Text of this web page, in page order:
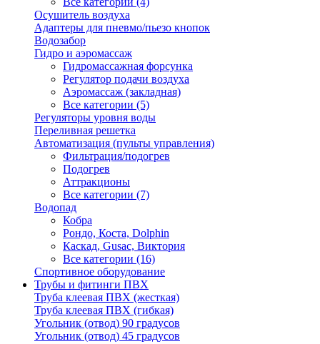
Осушитель воздуха
Адаптеры для пневмо/пьезо кнопок
Водозабор
Гидро и аэромассаж
Гидромассажная форсунка
Регулятор подачи воздуха
Аэромассаж (закладная)
Все категории (5)
Регуляторы уровня воды
Переливная решетка
Автоматизация (пульты управления)
Фильтрация/подогрев
Подогрев
Аттракционы
Все категории (7)
Водопад
Кобра
Рондо, Коста, Dolphin
Каскад, Gusac, Виктория
Все категории (16)
Спортивное оборудование
Трубы и фитинги ПВХ
Труба клеевая ПВХ (жесткая)
Труба клеевая ПВХ (гибкая)
Угольник (отвод) 90 градусов
Угольник (отвод) 45 градусов